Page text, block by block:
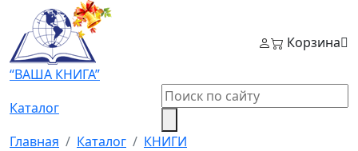
“ВАША КНИГА”
Корзина
Каталог
Главная
Каталог
КНИГИ